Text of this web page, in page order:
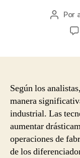
Autor
Por
Según los
manera
industrial. Las
aumentar
operaciones de
de los